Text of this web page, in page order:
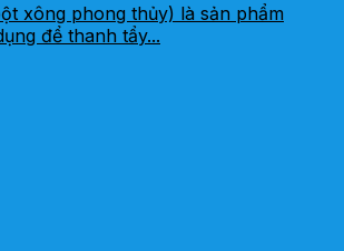
xông phong thủy) là sản phẩm
để thanh tẩy...